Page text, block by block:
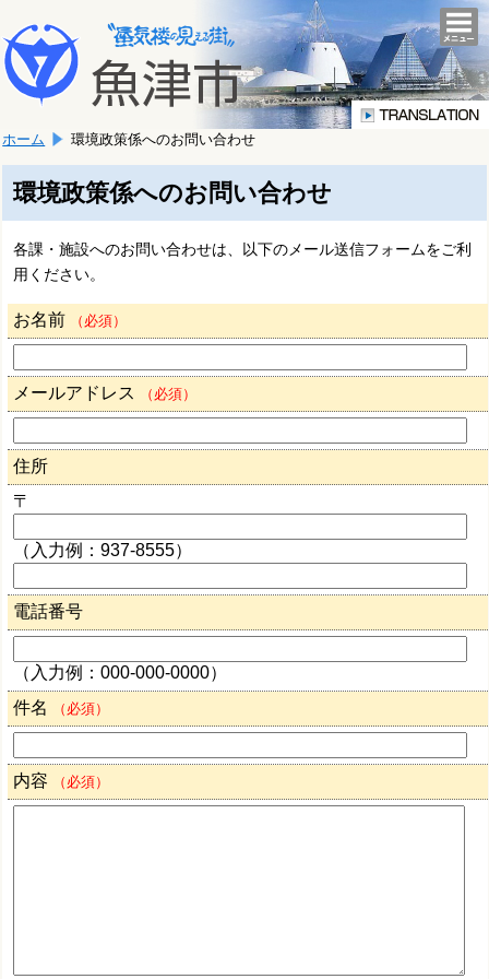
文
へ
移
ま
す。
こ
か
文
で
す。
ホーム 環境政策係へのお問い合わせ
環境政策係へのお問い合わせ
各課・施設へのお問い合わせは、以下のメール送信フォームをご利
用ください。
お名前 （必須）
メールアドレス （必須）
住所
〒
（入力例：937-8555）
電話番号
（入力例：000-000-0000）
件名
（必須）
内容 （必須）